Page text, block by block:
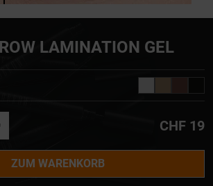
LAMINATION GEL
CHF 19
ZUM WARENKORB